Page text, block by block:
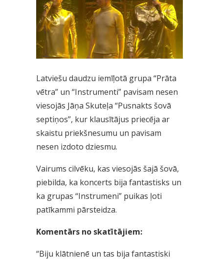
Latviešu daudzu iemīļotā grupa “Prāta
vētra” un “Instrumenti” pavisam nesen
viesojās Jāņa Skuteļa “Pusnakts šovā
septiņos”, kur klausītājus priecēja ar
skaistu priekšnesumu un pavisam
nesen izdoto dziesmu.
Vairums cilvēku, kas viesojās šajā šovā,
piebilda, ka koncerts bija fantastisks un
ka grupas “Instrumeni” puikas ļoti
patīkammi pārsteidza.
Komentārs no skatītājiem:
“Biju klātnienē un tas bija fantastiski